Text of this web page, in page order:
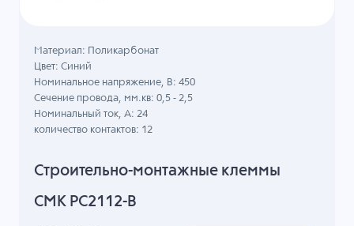
Строительно-монтажные клеммы
СМК PC2112-B
Материал: Поликарбонат
Цвет: Синий
Номинальное напряжение, B: 450
Сечение провода, мм.кв: 0,5 - 2,5
Номинальный ток, А: 24
количество контактов: 12